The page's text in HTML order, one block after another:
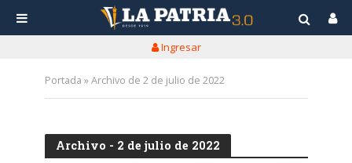
Ingresar
Portada »Archivo de 2 de julio de 2022
Archivo - 2 de julio de 2022